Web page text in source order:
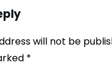
will not be
*